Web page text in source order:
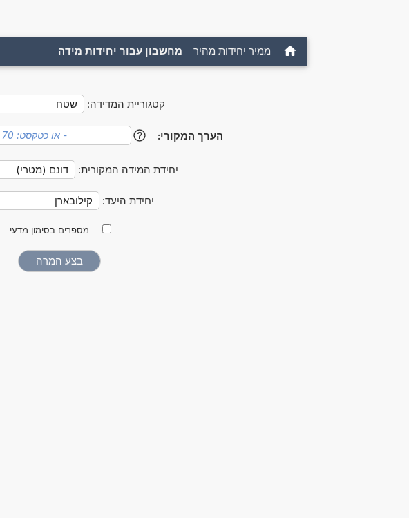
ממיר יחידות מהיר מחשבון עבור יחידות מידה
קטגוריית המדידה:
הערך המקורי: ?
יחידת המידה המקורית:
יחידת היעד:
מספרים בסימון מדעי